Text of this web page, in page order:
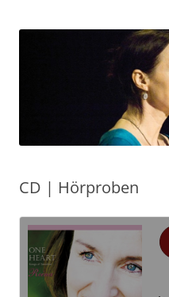
CD | Hörproben